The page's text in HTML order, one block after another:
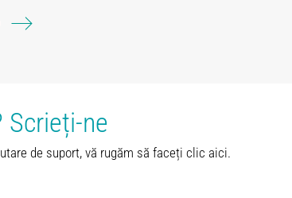
Scrieți-ne
de suport, vă rugăm să faceți clic aici.